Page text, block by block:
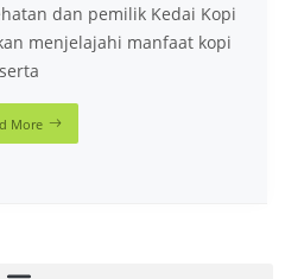
dan pemilik Kedai Kopi
menjelajahi manfaat kopi
serta
More